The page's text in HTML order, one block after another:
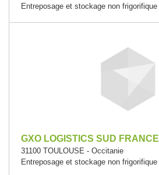
Entreposage et stockage non frigorifique
GXO LOGISTICS SUD FRANCE
31100 TOULOUSE - Occitanie
Entreposage et stockage non frigorifique